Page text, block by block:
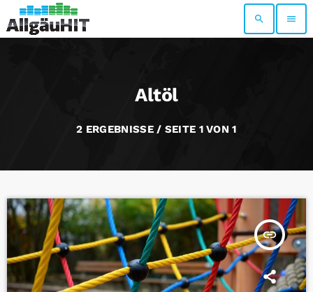
search menu
Altöl
2 ERGEBNISSE / SEITE 1 VON 1
insert_link